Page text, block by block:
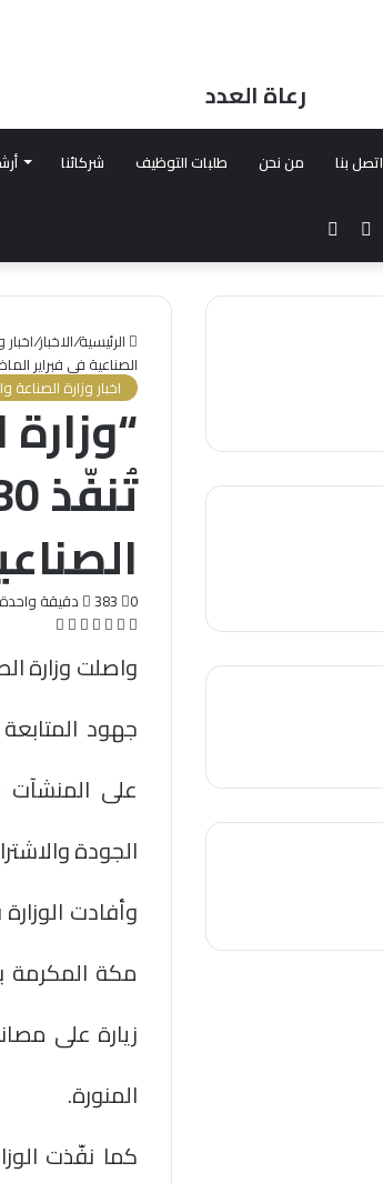
رعاة العدد
شركائنا طلبات التوظيف من نحن اتصل بنا
الوضع
المظلم
مقال
عشوائي
الرئيسية/الاخبار/
الصناعية في فبراير
اخبار وزارة الصناعة
0
دقيقة واحدة
فيسبوك
تويترلينكدإن
واتساب
تيلقراممشاركة
البريد
واصلت وزارة
على المنشآت
الجودة
وأفادت
المنورة.